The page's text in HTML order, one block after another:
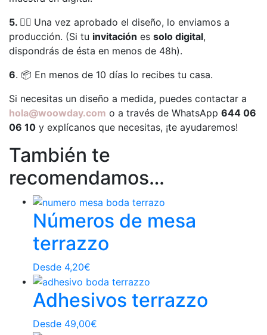
5. 👍🏻 Una vez aprobado el diseño, lo enviamos a
producción. (Si tu invitación es solo digital,
dispondrás de ésta en menos de 48h).
6. 📦 En menos de 10 días lo recibes tu casa.
Si necesitas un diseño a medida, puedes contactar a
hola@woowday.com o a través de WhatsApp 644 06
06 10 y explícanos que necesitas, ¡te ayudaremos!
También te
recomendamos…
Números de mesa
terrazzo
Desde 4,20€
Adhesivos terrazzo
Desde 49,00€